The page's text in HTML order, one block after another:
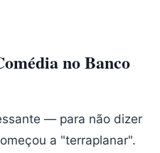
no Banco
— para não dizer
a "terraplanar".